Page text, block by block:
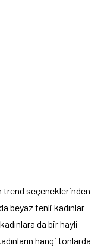
trend seçeneklerinden
beyaz tenli kadınlar
da bir hayli
hangi tonlarda